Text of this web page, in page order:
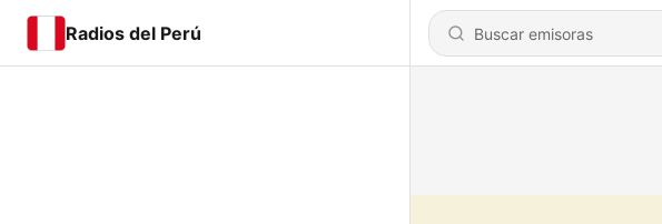
Radios del Perú